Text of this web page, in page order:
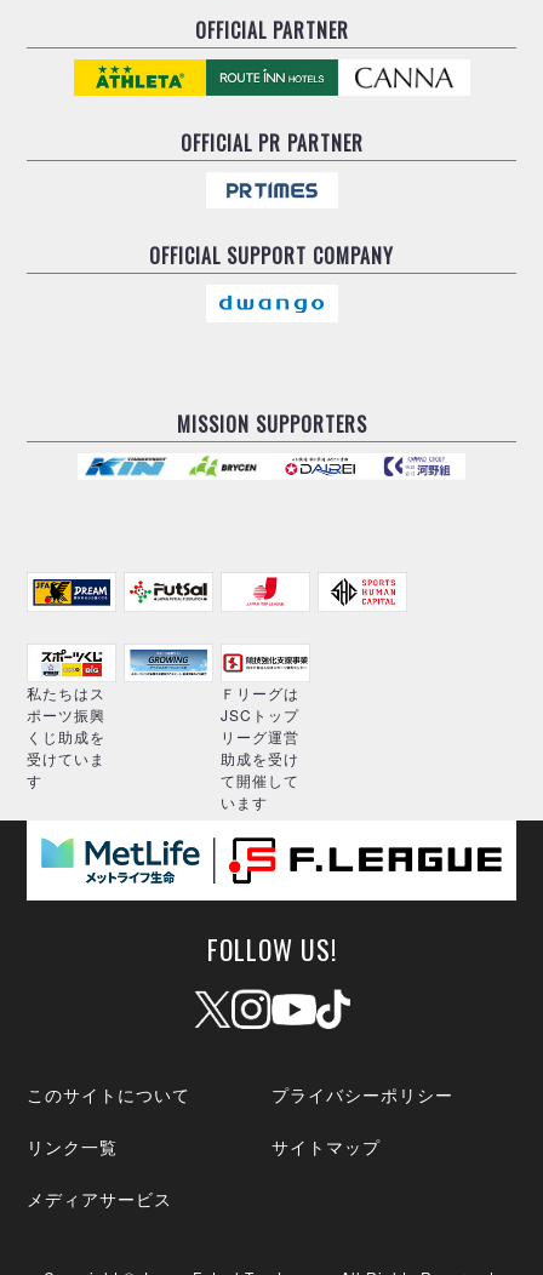
OFFICIAL PARTNER
OFFICIALPR PARTNER
OFFICIAL SUPPORT COMPANY
MISSION SUPPORTERS
私たちはス
ポーツ振興
くじ助成を
受けていま
す
Ｆリーグは
JSCトップ
リーグ運営
助成を受け
て開催して
います
FOLLOW US!
このサイトについて プライバシーポリシー
リンク一覧 サイトマップ
メディアサービス